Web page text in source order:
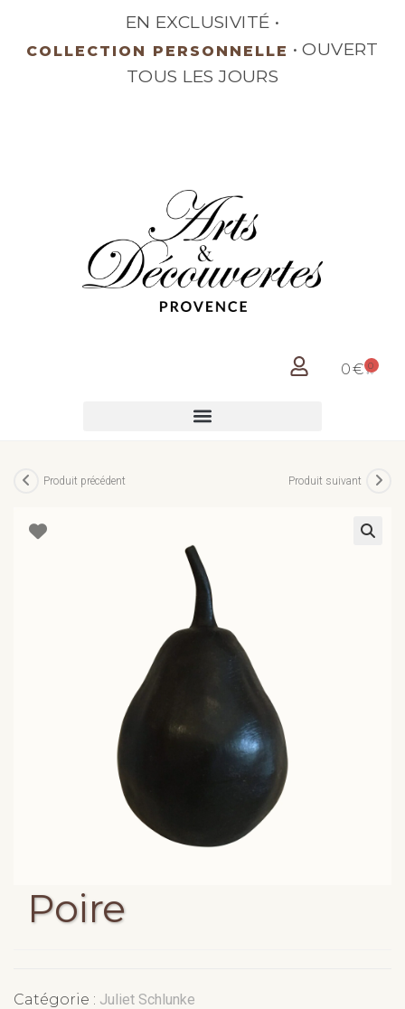
EN EXCLUSIVITÉ •
COLLECTION PERSONNELLE• OUVERT
TOUS LES JOURS
0€ 0
Produit précédent Produit suivant
Poire
Catégorie : Juliet Schlunke